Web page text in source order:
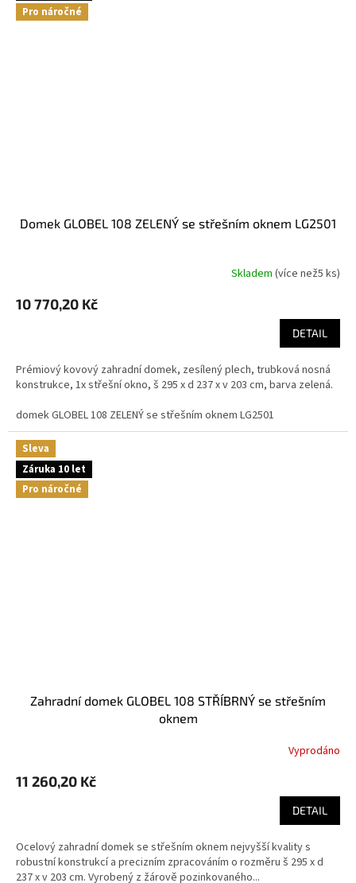
Pro náročné
domek GLOBEL 108 ZELENÝ se střešním oknem LG2501
Skladem (více než5 ks)
10 770,20 Kč
DETAIL
Prémiový kovový zahradní domek, zesílený plech, trubková nosná
konstrukce, 1x střešní okno, š 295 x d 237 x v 203 cm, barva zelená.
domek GLOBEL 108 ZELENÝ se střešním oknem LG2501
Sleva
Záruka 10 let
Pro náročné
Zahradní domek GLOBEL 108 STŘÍBRNÝ se střešním
oknem
Vyprodáno
11 260,20 Kč
DETAIL
Ocelový zahradní domek se střešním oknem nejvyšší kvality s
robustní konstrukcí a precizním zpracováním o rozměru š 295 x d
237 x v 203 cm. Vyrobený z žárově pozinkovaného...